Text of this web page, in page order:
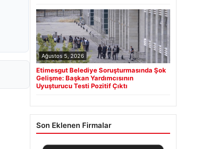
Ağustos 5, 2026
Etimesgut Belediye Soruşturmasında Şok
Gelişme: Başkan Yardımcısının
Uyuşturucu Testi Pozitif Çıktı
Son Eklenen Firmalar